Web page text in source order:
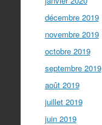
décembre 2019
novembre 2019
octobre 2019
septembre 2019
août 2019
juillet 2019
juin 2019